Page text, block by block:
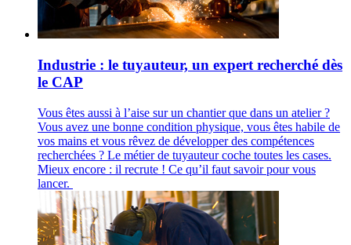
Industrie : le tuyauteur, un expert recherché dès
le CAP
Vous êtes aussi à l’aise sur un chantier que dans un atelier ?
Vous avez une bonne condition physique, vous êtes habile de
vos mains et vous rêvez de développer des compétences
recherchées ? Le métier de tuyauteur coche toutes les cases.
Mieux encore : il recrute ! Ce qu’il faut savoir pour vous
lancer.